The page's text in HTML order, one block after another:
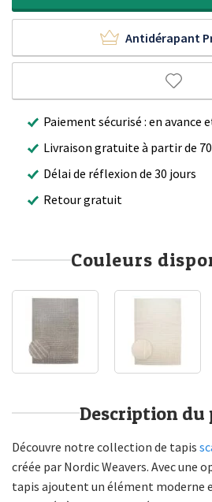
Antidérapant
Paiement sécurisé : en avance
Livraison gratuite à partir de
Délai de réflexion de 30 jours
Retour gratuit
Couleurs
Description
Découvre notre collection de tapis
créée par Nordic Weavers. Avec une
tapis ajoutent un élément moderne